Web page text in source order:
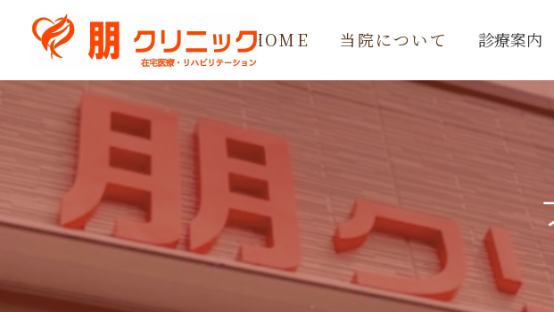
HOME 当院について 診療案内
内科
デイケア
スポーツ外来